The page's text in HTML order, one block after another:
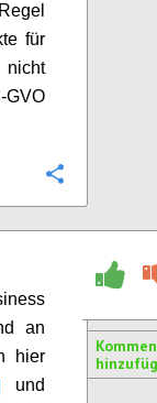
für
nicht
an
hier
und